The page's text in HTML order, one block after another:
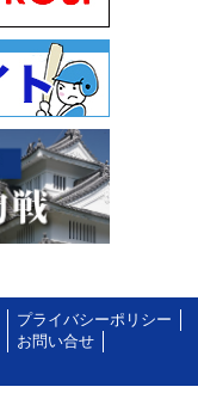
プライバシーポリシー
お問い合せ